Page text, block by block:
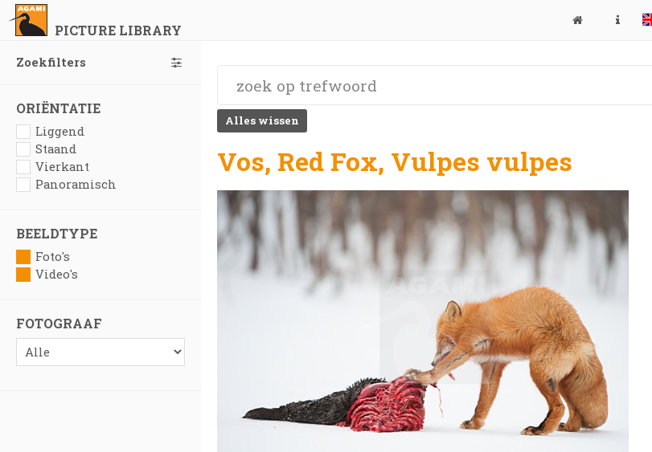
PICTURE LIBRARY
Zoekfilters
ORIËNTATIE
Liggend
Staand
Vierkant
Panoramisch
BEELDTYPE
Foto's
Video's
FOTOGRAAF
Alles wissen
Vos, Red Fox, Vulpes vulpes